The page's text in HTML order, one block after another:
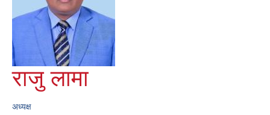
राजु लामा
अध्यक्ष